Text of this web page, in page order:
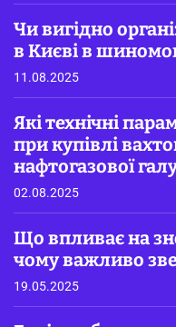
Чи вигідно
в Києві в
11.08.2025
Які технічні
при купівлі
нафтогазової
02.08.2025
Що впливає на
чому важливо
19.05.2025